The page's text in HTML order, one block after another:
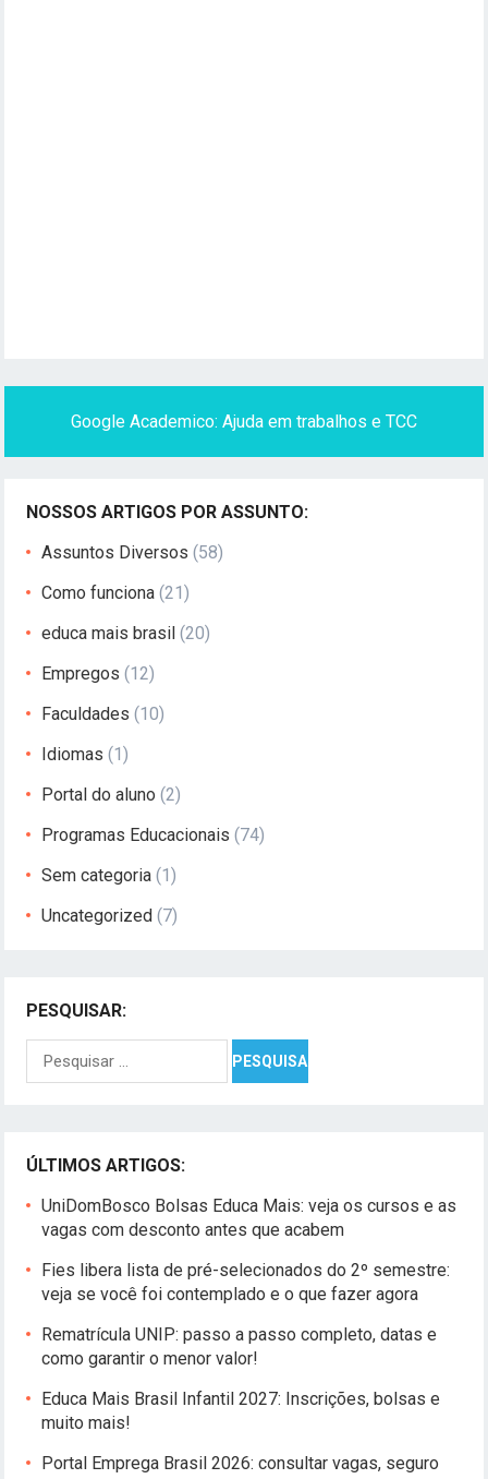
Google Academico: Ajuda em trabalhos e TCC
NOSSOS ARTIGOS POR ASSUNTO:
Assuntos Diversos (58)
Como funciona (21)
educa mais brasil (20)
Empregos (12)
Faculdades (10)
Idiomas (1)
Portal do aluno (2)
Programas Educacionais (74)
Sem categoria (1)
Uncategorized (7)
PESQUISAR:
por:
ÚLTIMOS ARTIGOS:
UniDomBosco Bolsas Educa Mais: veja os cursos e as
vagas com desconto antes que acabem
Fies libera lista de pré-selecionados do 2º semestre:
veja se você foi contemplado e o que fazer agora
Rematrícula UNIP: passo a passo completo, datas e
como garantir o menor valor!
Educa Mais Brasil Infantil 2027: Inscrições, bolsas e
muito mais!
Portal Emprega Brasil 2026: consultar vagas, seguro